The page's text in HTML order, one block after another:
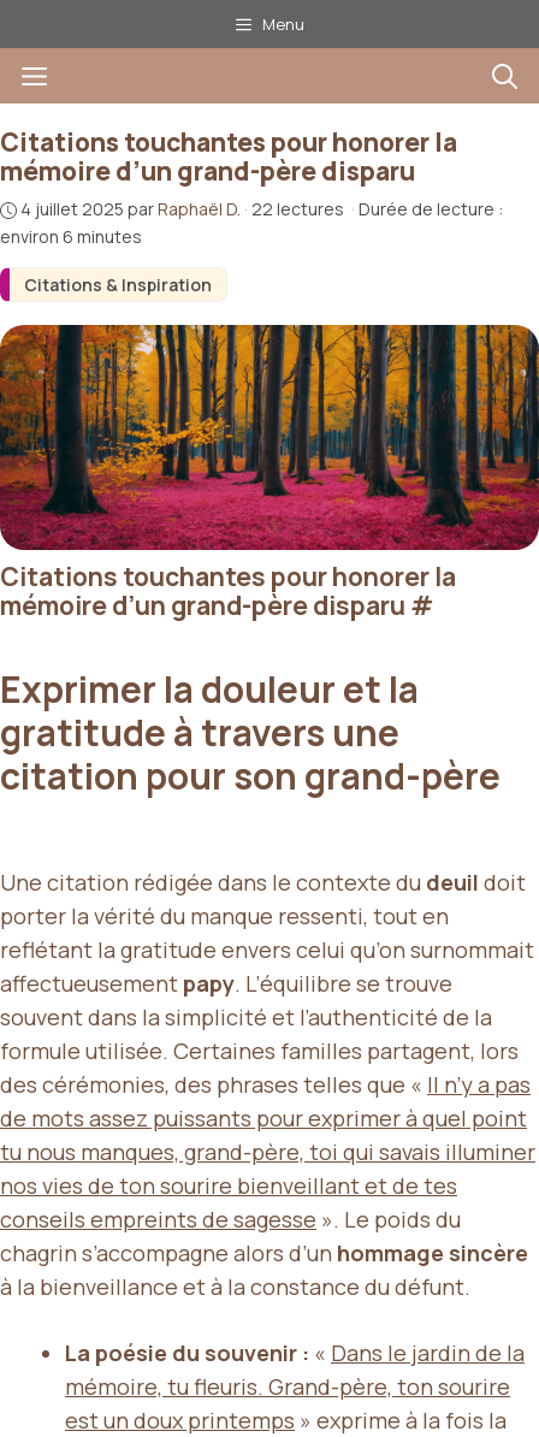
au
contenu
Menu
Menu
Citations & Inspiration
Citations touchantes pour honorer la
mémoire d’un grand-père disparu
4 juillet 2025 parRaphaël D. · 22 lectures · Durée de lecture :
environ 6 minutes
Citations touchantes pour honorer la
mémoire d’un grand-père disparu #
Exprimer la douleur et la
gratitude à travers une
citation pour son grand-père
Une citation rédigée dans le contexte du deuil doit
porter la vérité du manque ressenti, tout en
reflétant la gratitude envers celui qu’on surnommait
affectueusement papy. L’équilibre se trouve
souvent dans la simplicité et l’authenticité de la
formule utilisée. Certaines familles partagent, lors
des cérémonies, des phrases telles que « Il n’y a pas
de mots assez puissants pour exprimer à quel point
tu nous manques, grand-père, toi qui savais illuminer
nos vies de ton sourire bienveillant et de tes
conseils empreints de sagesse ». Le poids du
chagrin s’accompagne alors d’un hommage sincère
à la bienveillance et à la constance du défunt.
La poésie du souvenir : « Dans le jardin de la
mémoire, tu fleuris. Grand-père, ton sourire
est un doux printemps » exprime à la fois la